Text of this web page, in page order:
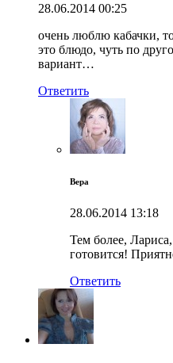
28.06.2014 00:25
очень люблю кабачки,
это блюдо, чуть по
вариант…
Ответить
Вера
28.06.2014 13:18
Тем более,
готовится!
Ответить